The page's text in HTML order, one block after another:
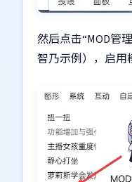
然后点击“MOD管
智乃示例），启用